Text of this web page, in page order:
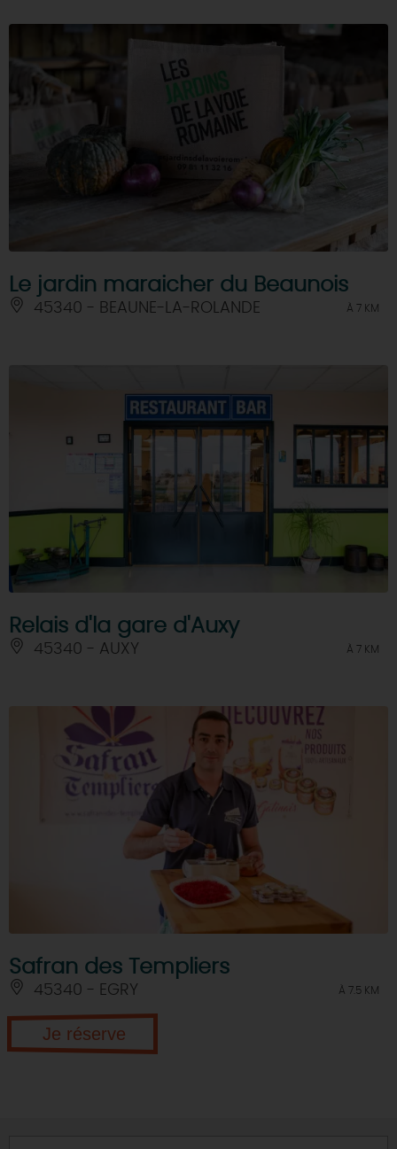
Le jardin maraicher du Beaunois
45340 - BEAUNE-LA-ROLANDE À 7 KM
Relais d'la gare d'Auxy
45340 - AUXY À 7 KM
Safran des Templiers
45340 - EGRY À 7.5 KM
Je réserve